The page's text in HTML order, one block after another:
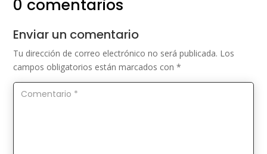
0 comentarios
Enviar un comentario
Tu dirección de correo electrónico no será publicada. Los
campos obligatorios están marcados con*